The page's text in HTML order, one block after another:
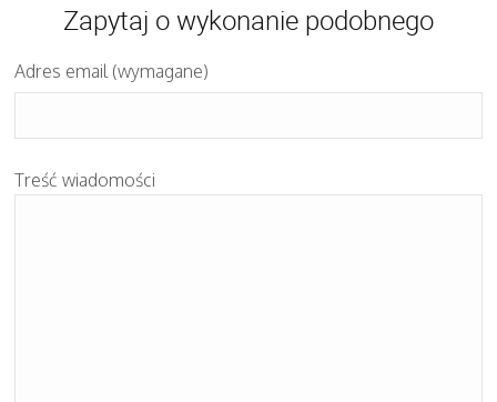
Zapytaj o wykonanie podobnego
Adres email (wymagane)
Treść wiadomości